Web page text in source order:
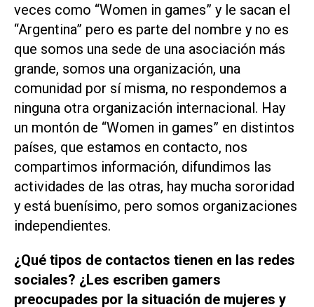
veces como “Women in games” y le sacan el
“Argentina” pero es parte del nombre y no es
que somos una sede de una asociación más
grande, somos una organización, una
comunidad por sí misma, no respondemos a
ninguna otra organización internacional. Hay
un montón de “Women in games” en distintos
países, que estamos en contacto, nos
compartimos información, difundimos las
actividades de las otras, hay mucha sororidad
y está buenísimo, pero somos organizaciones
independientes.
¿Qué tipos de contactos tienen en las redes
sociales? ¿Les escriben gamers
preocupades por la situación de mujeres y